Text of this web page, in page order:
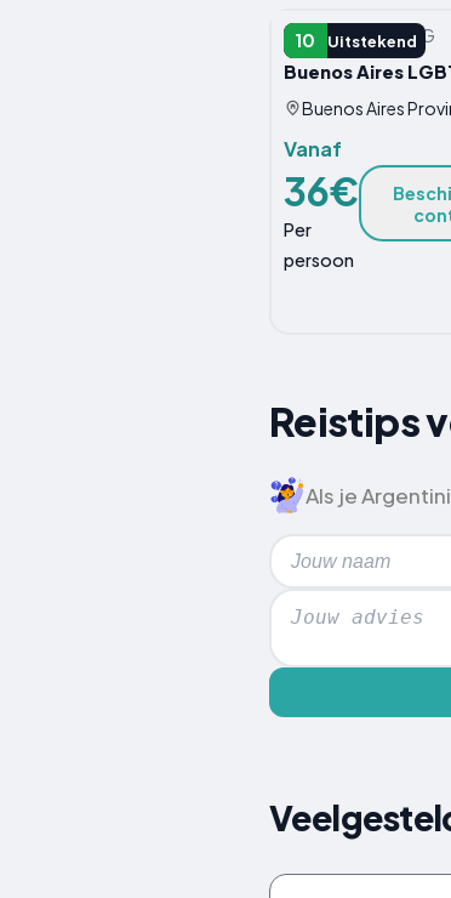
10 Uitstekend
ANDERE ERVARING
Buenos Aires
Buenos Aires
Vanaf
36€
Per
persoon
Reistips
Als je